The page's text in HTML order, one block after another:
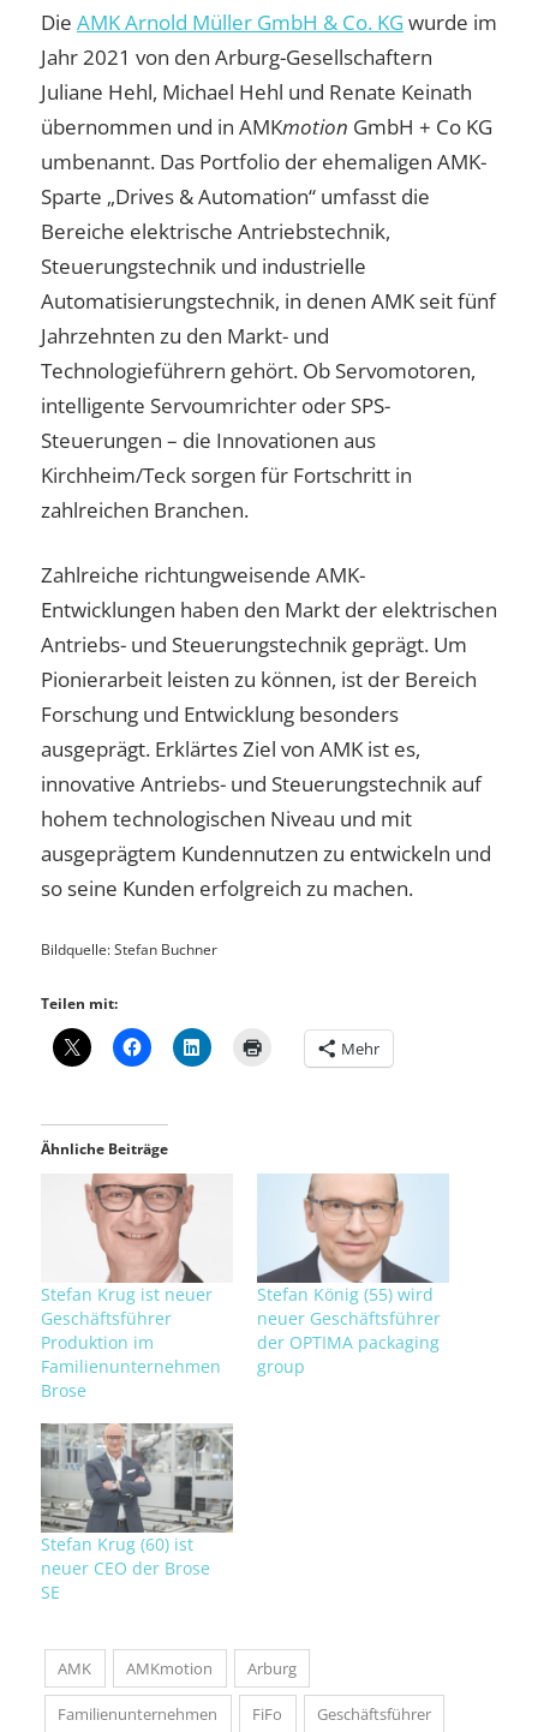
Die AMK Arnold Müller GmbH & Co. KG wurde im
Jahr 2021 von den Arburg-Gesellschaftern
Juliane Hehl, Michael Hehl und Renate Keinath
übernommen und in AMKmotion GmbH + Co KG
umbenannt. Das Portfolio der ehemaligen AMK-
Sparte „Drives & Automation“ umfasst die
Bereiche elektrische Antriebstechnik,
Steuerungstechnik und industrielle
Automatisierungstechnik, in denen AMK seit fünf
Jahrzehnten zu den Markt- und
Technologieführern gehört. Ob Servomotoren,
intelligente Servoumrichter oder SPS-
Steuerungen – die Innovationen aus
Kirchheim/Teck sorgen für Fortschritt in
zahlreichen Branchen.
Zahlreiche richtungweisende AMK-
Entwicklungen haben den Markt der elektrischen
Antriebs- und Steuerungstechnik geprägt. Um
Pionierarbeit leisten zu können, ist der Bereich
Forschung und Entwicklung besonders
ausgeprägt. Erklärtes Ziel von AMK ist es,
innovative Antriebs- und Steuerungstechnik auf
hohem technologischen Niveau und mit
ausgeprägtem Kundennutzen zu entwickeln und
so seine Kunden erfolgreich zu machen.
Bildquelle: Stefan Buchner
Teilen mit:
Mehr
Ähnliche Beiträge
Stefan Krug ist neuer
Geschäftsführer
Produktion im
Familienunternehmen
Brose
Stefan König (55) wird
neuer Geschäftsführer
der OPTIMA packaging
group
Stefan Krug (60) ist
neuer CEO der Brose
SE
AMK AMKmotion Arburg
Familienunternehmen FiFo Geschäftsführer